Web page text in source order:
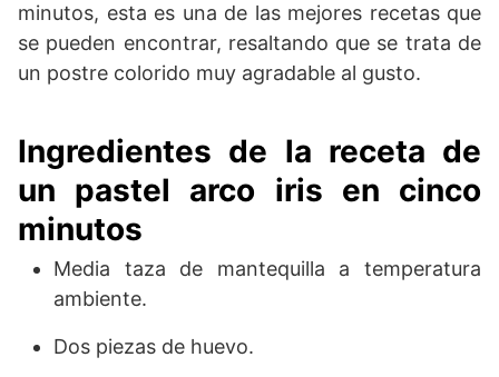
minutos, esta es una de las mejores recetas que
se pueden encontrar, resaltando que se trata de
un postre colorido muy agradable al gusto.
Ingredientes de la receta de
un pastel arco iris en cinco
minutos
Media taza de mantequilla a temperatura
ambiente.
Dos piezas de huevo.